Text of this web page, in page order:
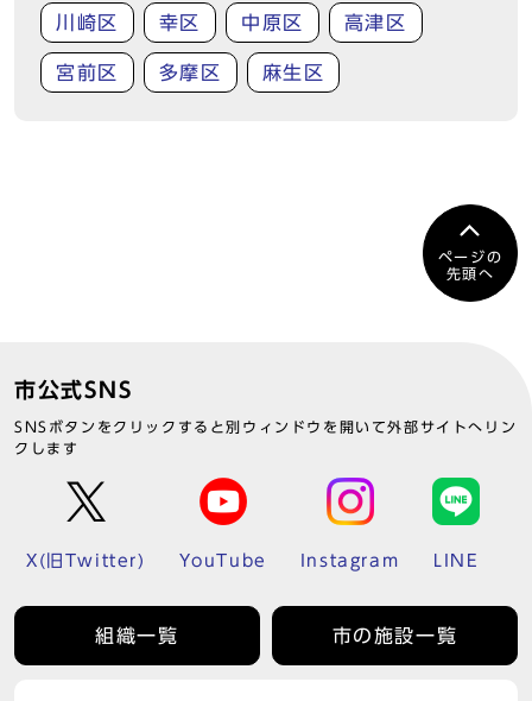
川崎区 幸区 中原区 高津区
宮前区 多摩区 麻生区
ページの
先頭へ
市公式SNS
SNSボタンをクリックすると別ウィンドウを開いて外部サイトへリン
クします
X(旧Twitter) YouTube Instagram LINE
組織一覧 市の施設一覧